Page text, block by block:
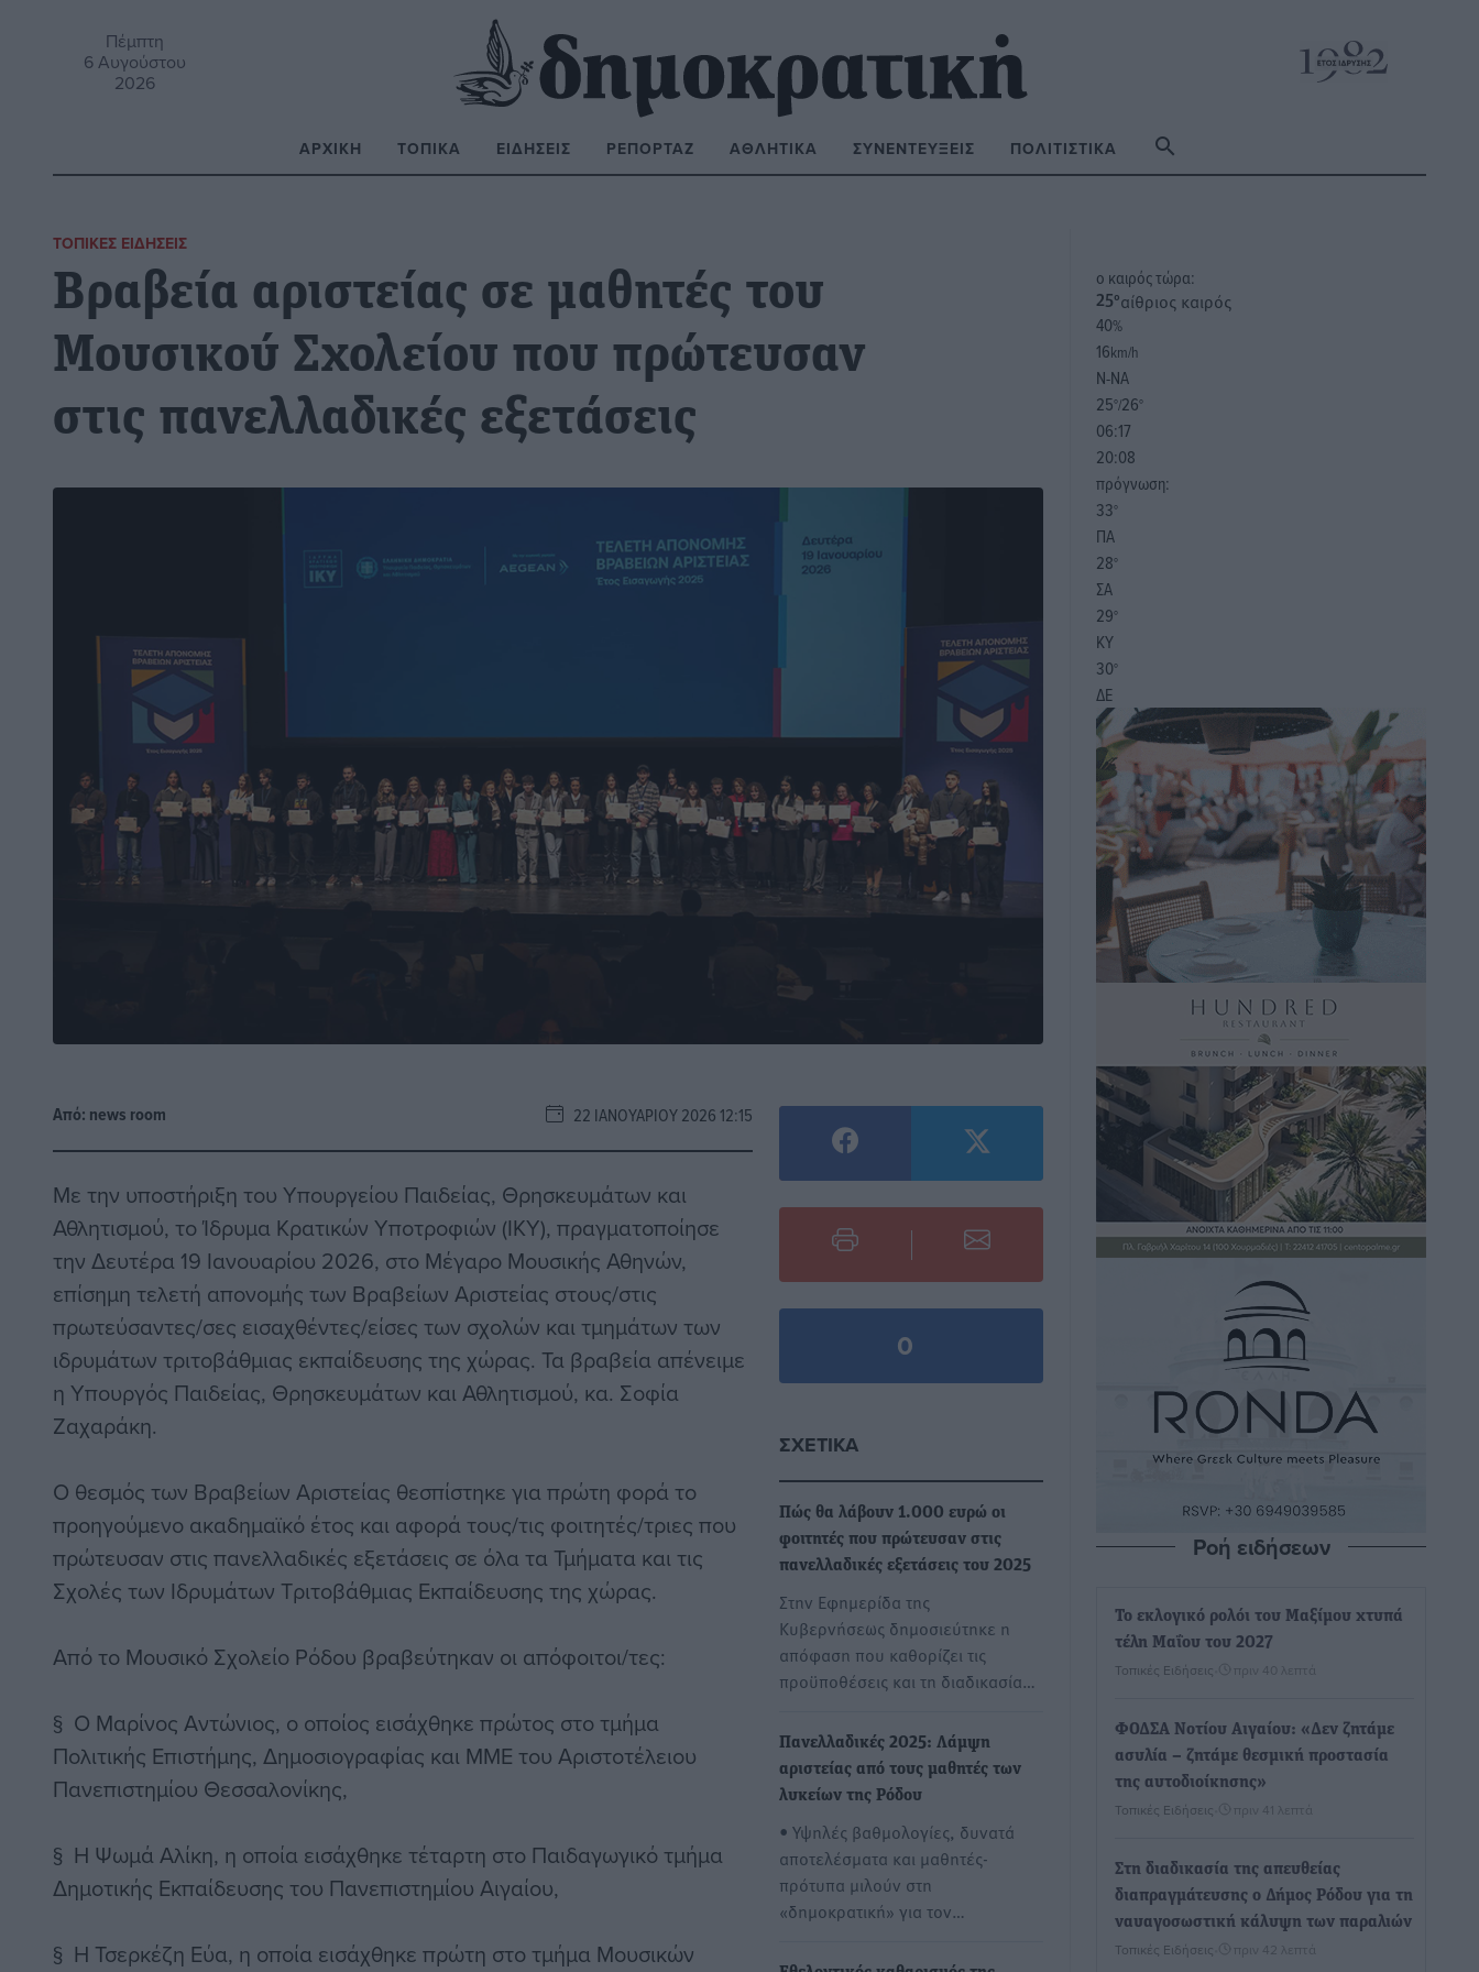
Πέμπτη
6 Αυγούστου
2026
ΑΡΧΙΚΉ ΤΟΠΙΚΆ ΕΙΔΉΣΕΙΣ ΡΕΠΟΡΤΆΖ ΑΘΛΗΤΙΚΆ ΣΥΝΕΝΤΕΎΞΕΙΣ ΠΟΛΙΤΙΣΤΙΚΆ
ΤΟΠΙΚΈΣ ΕΙΔΉΣΕΙΣ
Βραβεία αριστείας σε μαθητές του
Μουσικού Σχολείου που πρώτευσαν
στις πανελλαδικές εξετάσεις
Από: news room 22 ΙΑΝΟΥΑΡΊΟΥ 2026 12:15
Με την υποστήριξη του Υπουργείου Παιδείας, Θρησκευμάτων και
Αθλητισμού, το Ίδρυμα Κρατικών Υποτροφιών (ΙΚΥ), πραγματοποίησε
την Δευτέρα 19 Ιανουαρίου 2026, στο Μέγαρο Μουσικής Αθηνών,
επίσημη τελετή απονομής των Βραβείων Αριστείας στους/στις
πρωτεύσαντες/σες εισαχθέντες/είσες των σχολών και τμημάτων των
ιδρυμάτων τριτοβάθμιας εκπαίδευσης της χώρας. Τα βραβεία απένειμε
η Υπουργός Παιδείας, Θρησκευμάτων και Αθλητισμού, κα. Σοφία
Ζαχαράκη.
Ο θεσμός των Βραβείων Αριστείας θεσπίστηκε για πρώτη φορά το
προηγούμενο ακαδημαϊκό έτος και αφορά τους/τις φοιτητές/τριες που
πρώτευσαν στις πανελλαδικές εξετάσεις σε όλα τα Τμήματα και τις
Σχολές των Ιδρυμάτων Τριτοβάθμιας Εκπαίδευσης της χώρας.
Από το Μουσικό Σχολείο Ρόδου βραβεύτηκαν οι απόφοιτοι/τες:
§ Ο Μαρίνος Αντώνιος, ο οποίος εισάχθηκε πρώτος στο τμήμα
Πολιτικής Επιστήμης, Δημοσιογραφίας και ΜΜΕ του Αριστοτέλειου
Πανεπιστημίου Θεσσαλονίκης,
§ Η Ψωμά Αλίκη, η οποία εισάχθηκε τέταρτη στο Παιδαγωγικό τμήμα
Δημοτικής Εκπαίδευσης του Πανεπιστημίου Αιγαίου,
§ Η Τσερκέζη Εύα, η οποία εισάχθηκε πρώτη στο τμήμα Μουσικών
0
ΣΧΕΤΙΚΆ
Πώς θα λάβουν 1.000 ευρώ οι
φοιτητές που πρώτευσαν στις
πανελλαδικές εξετάσεις του 2025
Στην Εφημερίδα της
Κυβερνήσεως δημοσιεύτηκε η
απόφαση που καθορίζει τις
προϋποθέσεις και τη διαδικασία…
Πανελλαδικές 2025: Λάμψη
αριστείας από τους μαθητές των
λυκείων της Ρόδου
• Υψηλές βαθμολογίες, δυνατά
αποτελέσματα και μαθητές-
πρότυπα μιλούν στη
«δημοκρατική» για τον…
o καιρός τώρα:
25°αίθριος καιρός
40%
16km/h
Ν-ΝΑ
25°/26°
06:17
20:08
πρόγνωση:
33°
ΠΑ
28°
ΣΑ
29°
ΚΥ
30°
ΔΕ
Ροή ειδήσεων
Το εκλογικό ρολόι του Μαξίμου χτυπά
τέλη Μαΐου του 2027
Τοπικές Ειδήσεις πριν 40 λεπτά
ΦΟΔΣΑ Νοτίου Αιγαίου: «Δεν ζητάμε
ασυλία – ζητάμε θεσμική προστασία
της αυτοδιοίκησης»
Τοπικές Ειδήσεις πριν 41 λεπτά
Στη διαδικασία της απευθείας
διαπραγμάτευσης ο Δήμος Ρόδου για τη
ναυαγοσωστική κάλυψη των παραλιών
Τοπικές Ειδήσεις πριν 42 λεπτά